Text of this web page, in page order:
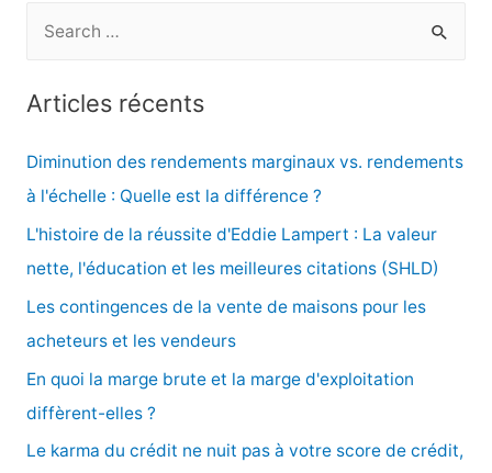
e
r
:
Articles récents
Diminution des rendements marginaux vs. rendements
à l'échelle : Quelle est la différence ?
L'histoire de la réussite d'Eddie Lampert : La valeur
nette, l'éducation et les meilleures citations (SHLD)
Les contingences de la vente de maisons pour les
acheteurs et les vendeurs
En quoi la marge brute et la marge d'exploitation
diffèrent-elles ?
Le karma du crédit ne nuit pas à votre score de crédit,